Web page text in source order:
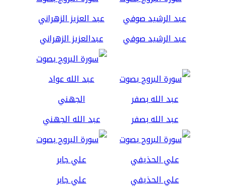
عبد الرشيد صوفي عبدالعزيز الزهراني
عبد الله بصفر عبد الله الجهني
علي الحذيفي علي جابر